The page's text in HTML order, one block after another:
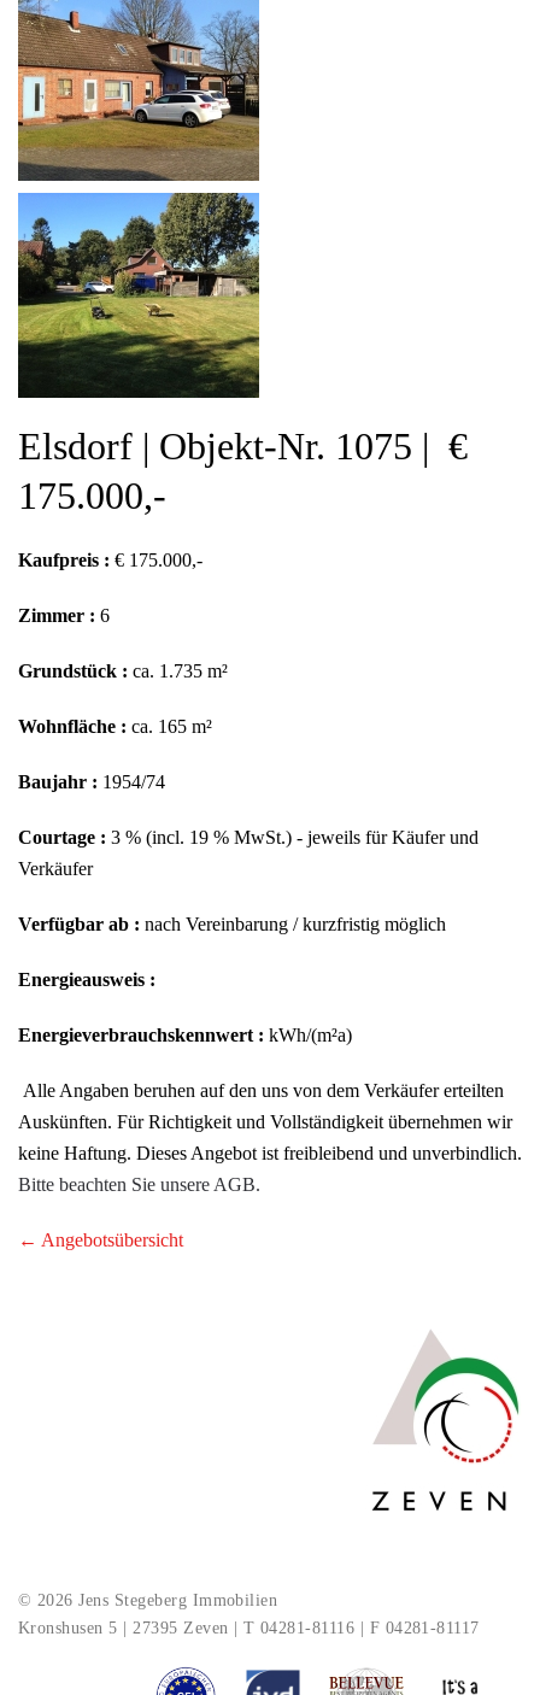
Elsdorf | Objekt-Nr. 1075 | €
175.000,-
Kaufpreis : € 175.000,-
Zimmer : 6
Grundstück : ca. 1.735 m²
Wohnfläche : ca. 165 m²
Baujahr : 1954/74
Courtage : 3 % (incl. 19 % MwSt.) - jeweils für Käufer und
Verkäufer
Verfügbar ab : nach Vereinbarung / kurzfristig möglich
Energieausweis :
Energieverbrauchskennwert : kWh/(m²a)
Alle Angaben beruhen auf den uns von dem Verkäufer erteilten
Auskünften. Für Richtigkeit und Vollständigkeit übernehmen wir
keine Haftung. Dieses Angebot ist freibleibend und unverbindlich.
Bitte beachten Sie unsere AGB.
← Angebotsübersicht
© 2026 Jens Stegeberg Immobilien
Kronshusen 5 | 27395 Zeven | T 04281-81116 | F 04281-81117